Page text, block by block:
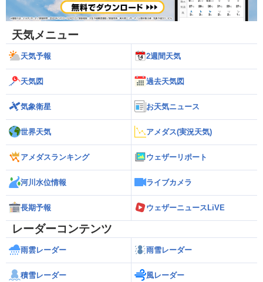
天気メニュー
天気予報 2週間天気
天気図 過去天気図
気象衛星 お天気ニュース
世界天気 アメダス(実況天気)
アメダスランキング ウェザーリポート
河川水位情報 ライブカメラ
長期予報 ウェザーニュースLiVE
レーダーコンテンツ
雨雲レーダー 雨雪レーダー
積雪レーダー 風レーダー